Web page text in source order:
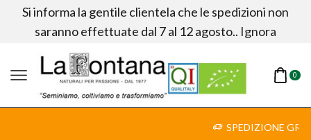
Si informa la gentile clientela che le spedizioni non
saranno effettuate dal 7 al 12 agosto.. Ignora
0
SPEDIZIONE GRATUITA IN ITALIA PER ORDINI SUPERIORI A 65.00 € Approfitta!